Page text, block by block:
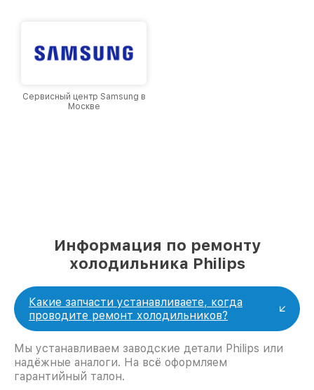
Сервисный центр Samsung в
Москве
Информация по ремонту
холодильника Philips
Какие запчасти устанавливаете, когда
проводите ремонт холодильников?
Мы устанавливаем заводские детали Philips или
надёжные аналоги. На всё оформляем
гарантийный талон.